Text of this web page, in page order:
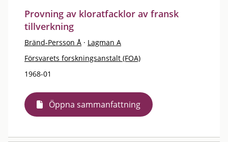
Provning av kloratfacklor av fransk
tillverkning
Bränd-Persson Å · Lagman A
Försvarets forskningsanstalt (FOA)
1968-01
Öppna sammanfattning